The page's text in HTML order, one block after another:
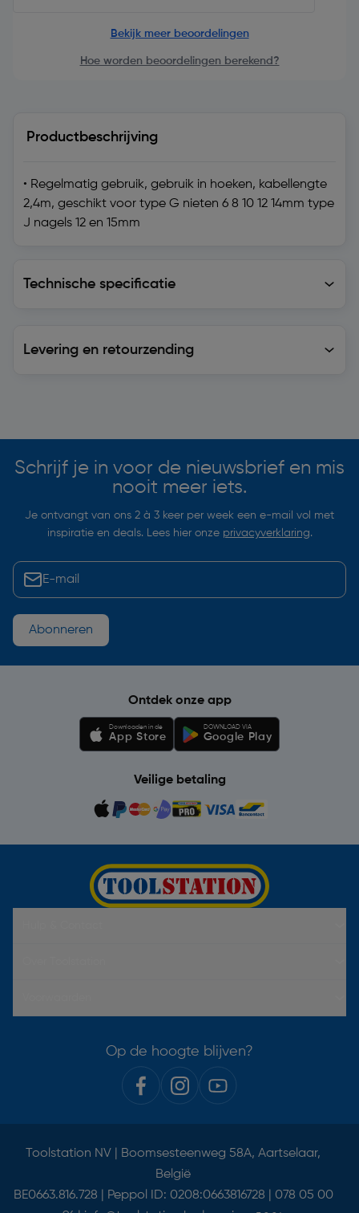
Bekijk meer beoordelingen
Hoe worden beoordelingen berekend?
Productbeschrijving
• Regelmatig gebruik, gebruik in hoeken, kabellengte
2,4m, geschikt voor type G nieten 6 8 10 12 14mm type
J nagels 12 en 15mm
Technische specificatie
Levering en retourzending
Schrijf je in voor de nieuwsbrief en mis
nooit meer iets.
Je ontvangt van ons 2 à 3 keer per week een e-mail vol met
inspiratie en deals. Lees hier onze privacyverklaring.
Abonneren
Ontdek onze app
Downloaden in de
App Store
DOWNLOAD VIA
Google Play
Veilige betaling
Op de hoogte blijven?
Toolstation NV | Boomsesteenweg 58A, Aartselaar,
België
BE0663.816.728 | Peppol ID: 0208:0663816728 | 078 05 00